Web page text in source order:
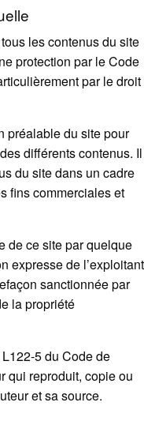
les contenus du site
protection par le Code
par le droit
préalable du site pour
différents contenus. Il
du site dans un cadre
fins commerciales et
de ce site par quelque
expresse de l’exploitant
sanctionnée par
la propriété
5 du Code de
qui reproduit, copie ou
et sa source.